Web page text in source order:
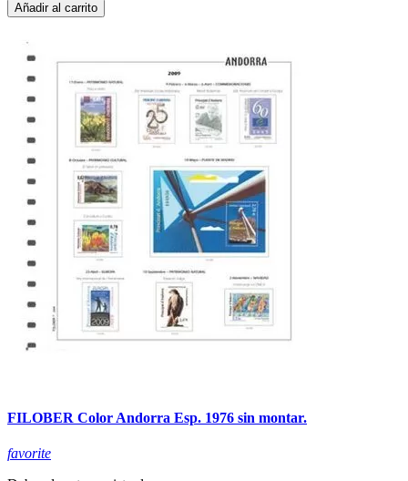
Añadir al carrito
FILOBER Color Andorra Esp. 1976 sin montar.
favorite